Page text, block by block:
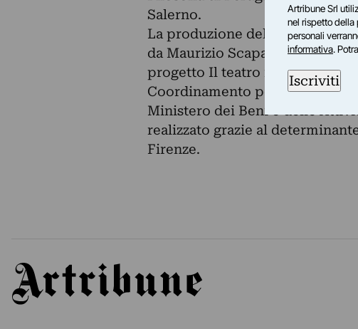
Salerno.
La produzione dell’archivio si
da Maurizio Scaparro, in
progetto Il teatro italiano nel
Coordinamento per le
Ministero dei Beni e delle
realizzato grazie al
Firenze.
Artribune
Artribune Srl
nel rispetto
personali
informativa.
Iscriviti